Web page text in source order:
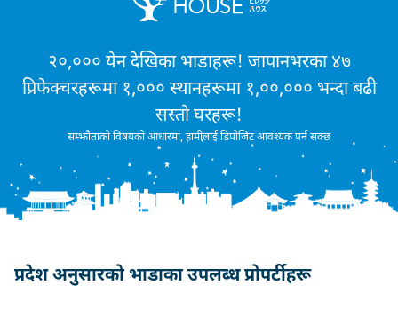
२०,००० येन देखिका भाडाहरू! जापानभरका ४७
प्रिफेक्चरहरूमा १,००० स्थानहरूमा १,००,००० भन्दा बढी
सस्तो घरहरू!
सम्झौताको विषयको आधारमा, हामीलाई डिपोजिट आवश्यक पर्न सक्छ
प्रदेश अनुसारको भाडाका उपलब्ध प्रोपर्टीहरू